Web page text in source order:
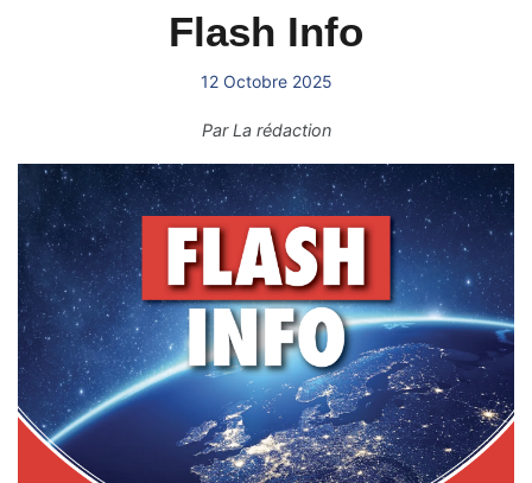
Flash Info
12 Octobre 2025
ParLa rédaction